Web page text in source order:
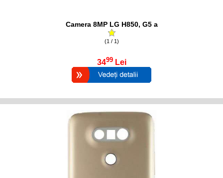
Camera 8MP LG H850, G5 a
(1 / 1)
3499 Lei